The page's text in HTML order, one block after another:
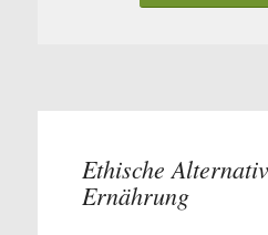
Ethische
Ernährung